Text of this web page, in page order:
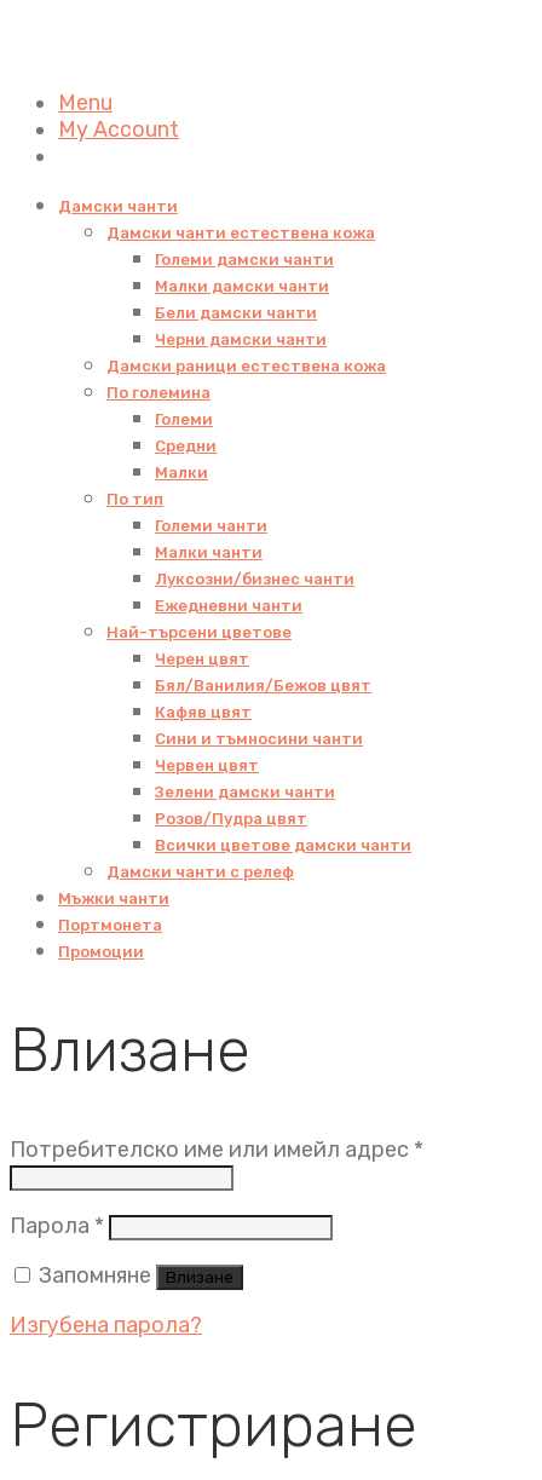
Menu
My Account
Дамски чанти
Дамски чанти естествена кожа
Големи дамски чанти
Малки дамски чанти
Бели дамски чанти
Черни дамски чанти
Дамски раници естествена кожа
По големина
Големи
Средни
Малки
По тип
Големи чанти
Малки чанти
Луксозни/бизнес чанти
Ежедневни чанти
Най-търсени цветове
Черен цвят
Бял/Ванилия/Бежов цвят
Кафяв цвят
Сини и тъмносини чанти
Червен цвят
Зелени дамски чанти
Розов/Пудра цвят
Всички цветове дамски чанти
Дамски чанти с релеф
Мъжки чанти
Портмонета
Промоции
Влизане
Потребителско име или имейл адрес *
Парола * Задължително
Запомняне
Влизане
Изгубена парола?
Регистриране